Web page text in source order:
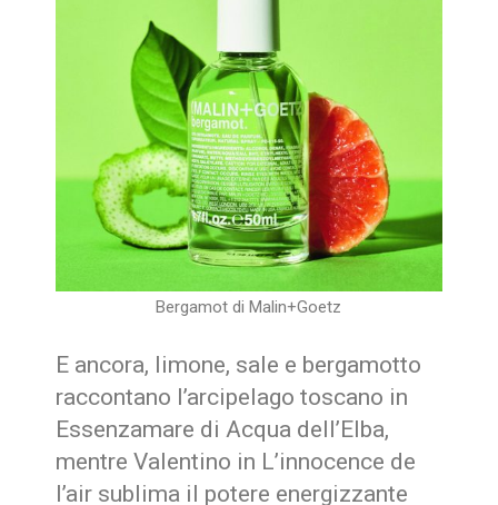
Bergamot di Malin+Goetz
E ancora, limone, sale e bergamotto
raccontano l’arcipelago toscano in
Essenzamare di Acqua dell’Elba,
mentre Valentino in L’innocence de
l’air sublima il potere energizzante